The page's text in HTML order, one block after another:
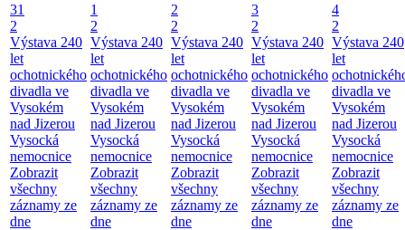
31
2
Výstava 240
let
ochotnického
divadla ve
Vysokém
nad Jizerou
Vysocká
nemocnice
Zobrazit
všechny
záznamy ze
dne
1
2
Výstava 240
let
ochotnického
divadla ve
Vysokém
nad Jizerou
Vysocká
nemocnice
Zobrazit
všechny
záznamy ze
dne
2
2
Výstava 240
let
ochotnického
divadla ve
Vysokém
nad Jizerou
Vysocká
nemocnice
Zobrazit
všechny
záznamy ze
dne
3
2
Výstava 240
let
ochotnického
divadla ve
Vysokém
nad Jizerou
Vysocká
nemocnice
Zobrazit
všechny
záznamy ze
dne
4
2
Výstava 240
let
divadla ve
Vysokém
nad Jizerou
Vysocká
nemocnice
Zobrazit
všechny
záznamy ze
dne